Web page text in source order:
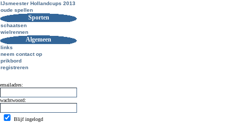
IJsmeester Hollandcups 2013
oude spellen
Sporten
schaatsen
wielrennen
Algemeen
links
neem contact op
prikbord
registreren
emailadres:
wachtwoord:
Blijf ingelogd